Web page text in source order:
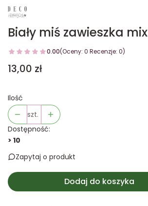
Biały miś zawieszka mix
0.00(Oceny: 0 Recenzje: 0)
Cena
13,00 zł
Ilość
szt.
Dostępność:
> 10
Zapytaj o produkt
Dodaj do koszyka